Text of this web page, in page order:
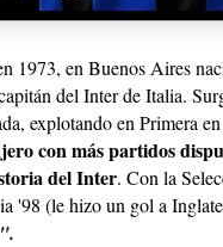
1973, en Buenos Aires
del Inter de Italia.
explotando en Primera
con más partidos
del Inter. Con la
'98 (le hizo un gol a